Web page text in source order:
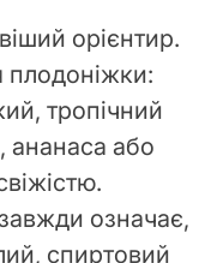
орієнтир.
плодоніжки:
тропічний
ананаса або
означає,
спиртовий